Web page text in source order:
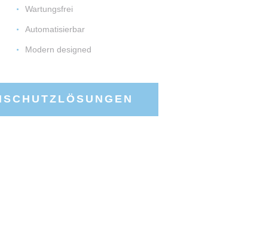
Wartungsfrei
Automatisierbar
Modern designed